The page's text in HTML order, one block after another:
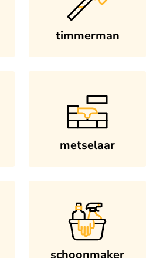
timmerman
metselaar
schoonmaker